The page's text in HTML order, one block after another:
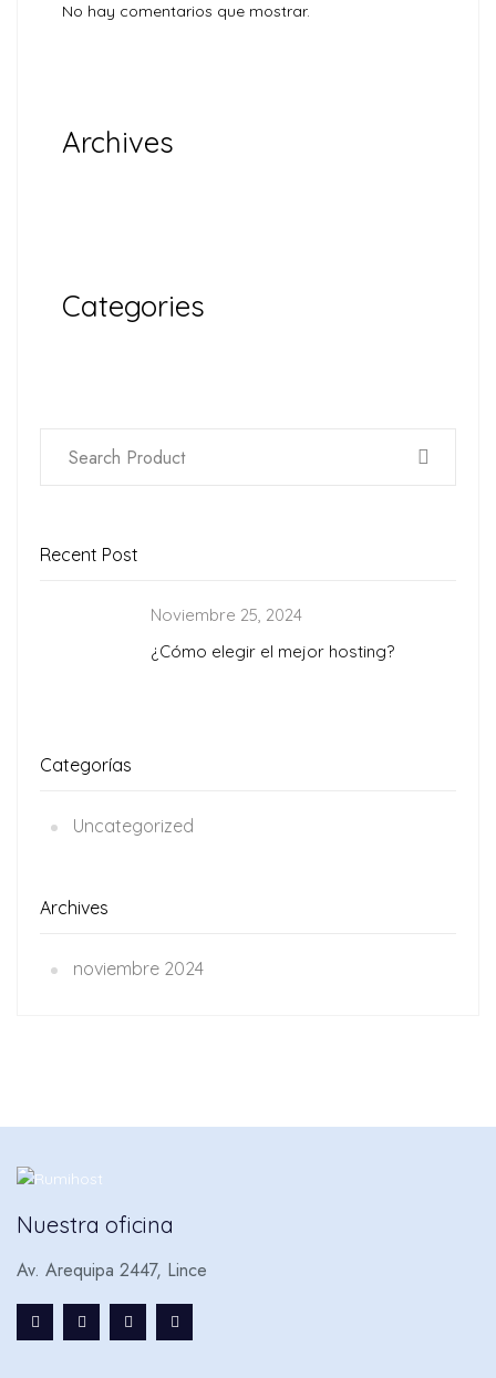
No hay comentarios que mostrar.
Archives
Categories
Recent Post
Noviembre 25, 2024
¿Cómo elegir el mejor hosting?
Categorías
Uncategorized
Archives
noviembre 2024
Nuestra oficina
Av. Arequipa 2447, Lince